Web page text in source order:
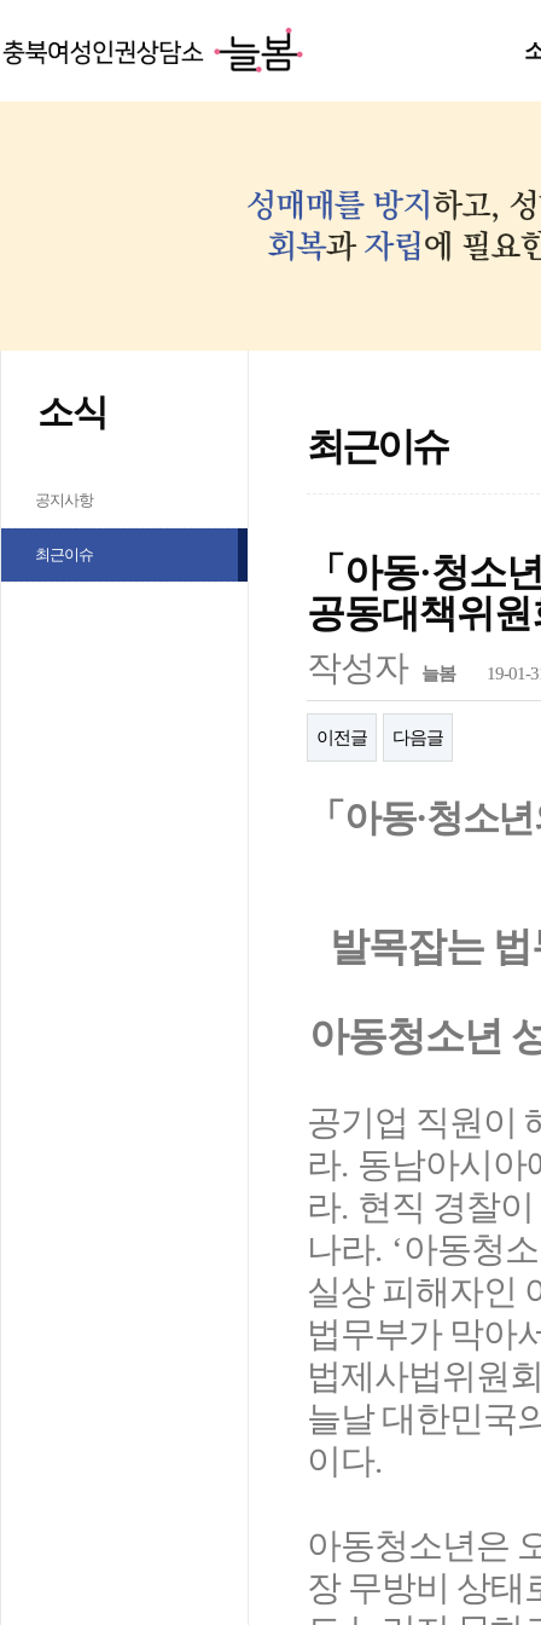
소식
공지사항
최근이슈
최근이슈
「아동·청소
공동대책위
작성자 늘봄 19-01-
이전글 다음글
「 아동·청소
발목잡는
아동청소년
공기업 직원이
라. 동남아시아
라. 현직 경찰
나라. ‘아동청
실상 피해자인
법무부가 막아
법제사법위원
늘날 대한민국
이다.
아동청소년은
장 무방비 상태